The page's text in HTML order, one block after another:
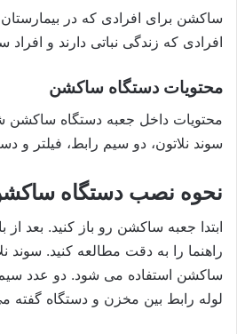
ساکشن برای افرادی که در
افرادی که زندگی نباتی دارند و
محتویات دستگاه ساکشن
محتویات داخل جعبه دستگاه ساکشن
سوند نلاتون، دو سیم رابط، فیلتر و
نحوه نصب دستگاه
ابتدا جعبه ساکشن رو باز کنید. بعد
راهنما را به دقت مطالعه کنید. سوند
ساکشن استفاده می شود. دو عدد
لوله رابط بین مخزن و دستگاه گفته